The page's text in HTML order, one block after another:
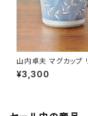
山内卓夫 マグカップ
水色 信楽焼 滋賀県産
芸品】【民藝品】【食器
¥3,300